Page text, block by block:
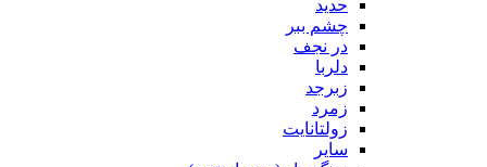
حدید
چشم ببر
در نجف
دلربا
زبرجد
زمرد
زولتانایت
سایر